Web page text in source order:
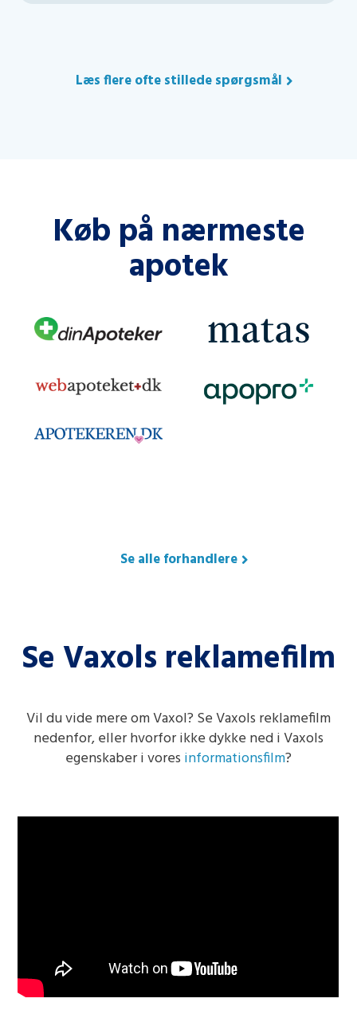
Læs flere ofte stillede spørgsmål
Køb på nærmeste
apotek
Se alle forhandlere
Se Vaxols reklamefilm
Vil du vide mere om Vaxol? Se Vaxols reklamefilm
nedenfor, eller hvorfor ikke dykke ned i Vaxols
egenskaber i vores informationsfilm?